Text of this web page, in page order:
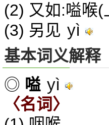
(2) 又如:嗌喉(
(3) 另见 yì
基本词义解释
◎ 嗌 yì
〈名词〉